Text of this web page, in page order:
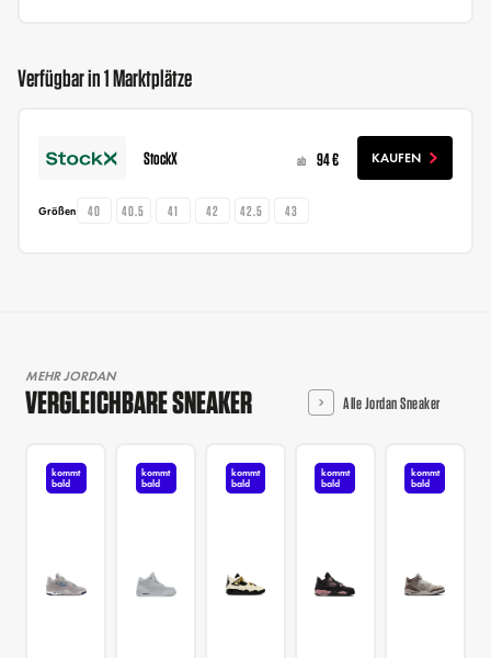
Verfügbar in 1 Marktplätze
StockX ab 94 € KAUFEN
Größen 40 40.5 41 42 42.5 43
MEHR JORDAN
VERGLEICHBARE SNEAKER Alle Jordan Sneaker
kommt
bald
kommt
bald
kommt
bald
kommt
bald
kommt
bald